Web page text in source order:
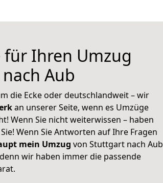
für Ihren Umzug
Aub
die Ecke oder deutschlandweit – wir
an unserer Seite, wenn es Umzüge
Wenn Sie nicht weiterwissen – haben
Wenn Sie Antworten auf Ihre Fragen
mein Umzug von Stuttgart nach Aub
wir haben immer die passende